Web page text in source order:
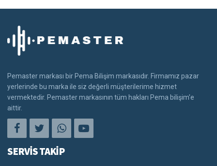
Pemaster markası bir Pema Bilişim markasıdır. Firmamız pazar
yerlerinde bu marka ile siz değerli müşterilerime hizmet
vermektedir. Pemaster markasının tüm hakları Pema bilişim'e
aittir.
SERVİS TAKİP